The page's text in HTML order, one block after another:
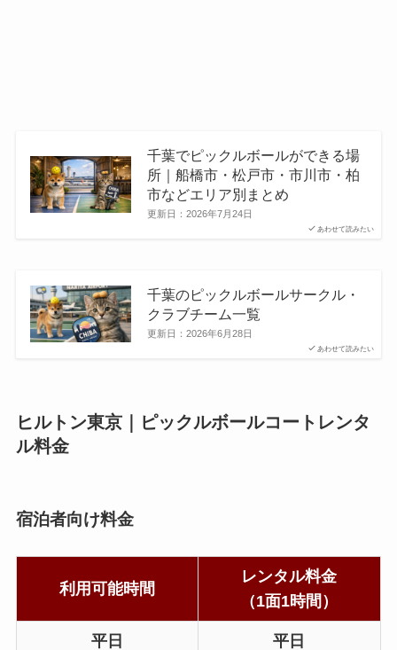
あわせて読みたい
千葉でピックルボールができる場
所｜船橋市・松戸市・市川市・柏
市などエリア別まとめ
更新日： 2026年7月24日
あわせて読みたい
千葉のピックルボールサークル・
クラブチーム一覧
更新日： 2026年6月28日
ヒルトン東京｜ピックルボールコートレンタ
ル料金
宿泊者向け料金
利用可能時間
レンタル料金
（1面1時間）
平日
平日